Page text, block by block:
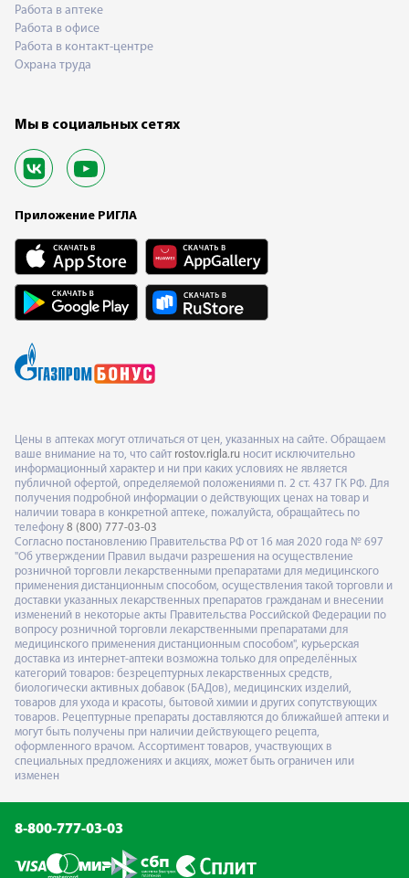
Работа в аптеке
Работа в офисе
Работа в контакт-центре
Охрана труда
Мы в социальных сетях
Приложение РИГЛА
Цены в аптеках могут отличаться от цен, указанных на сайте. Обращаем
ваше внимание на то, что сайт rostov.rigla.ru носит исключительно
информационный характер и ни при каких условиях не является
публичной офертой, определяемой положениями п. 2 ст. 437 ГК РФ. Для
получения подробной информации о действующих ценах на товар и
наличии товара в конкретной аптеке, пожалуйста, обращайтесь по
телефону 8 (800) 777-03-03
Согласно постановлению Правительства РФ от 16 мая 2020 года № 697
"Об утверждении Правил выдачи разрешения на осуществление
розничной торговли лекарственными препаратами для медицинского
применения дистанционным способом, осуществления такой торговли и
доставки указанных лекарственных препаратов гражданам и внесении
изменений в некоторые акты Правительства Российской Федерации по
вопросу розничной торговли лекарственными препаратами для
медицинского применения дистанционным способом", курьерская
доставка из интернет-аптеки возможна только для определённых
категорий товаров: безрецептурных лекарственных средств,
биологически активных добавок (БАДов), медицинских изделий,
товаров для ухода и красоты, бытовой химии и других сопутствующих
товаров. Рецептурные препараты доставляются до ближайшей аптеки и
могут быть получены при наличии действующего рецепта,
оформленного врачом. Ассортимент товаров, участвующих в
специальных предложениях и акциях, может быть ограничен или
изменен
8-800-777-03-03